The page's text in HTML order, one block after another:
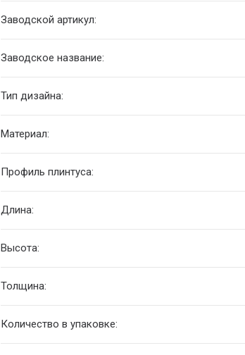
Заводской артикул:
Заводское название:
Тип дизайна:
Материал:
Профиль плинтуса:
Длина:
Высота:
Толщина:
Количество в упаковке: